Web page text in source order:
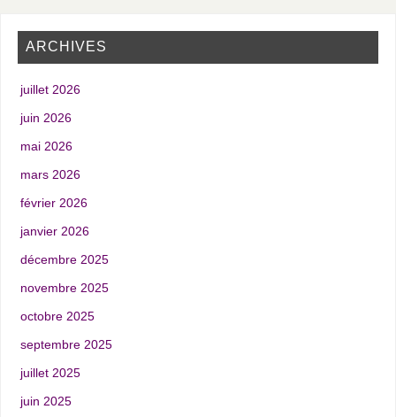
ARCHIVES
juillet 2026
juin 2026
mai 2026
mars 2026
février 2026
janvier 2026
décembre 2025
novembre 2025
octobre 2025
septembre 2025
juillet 2025
juin 2025